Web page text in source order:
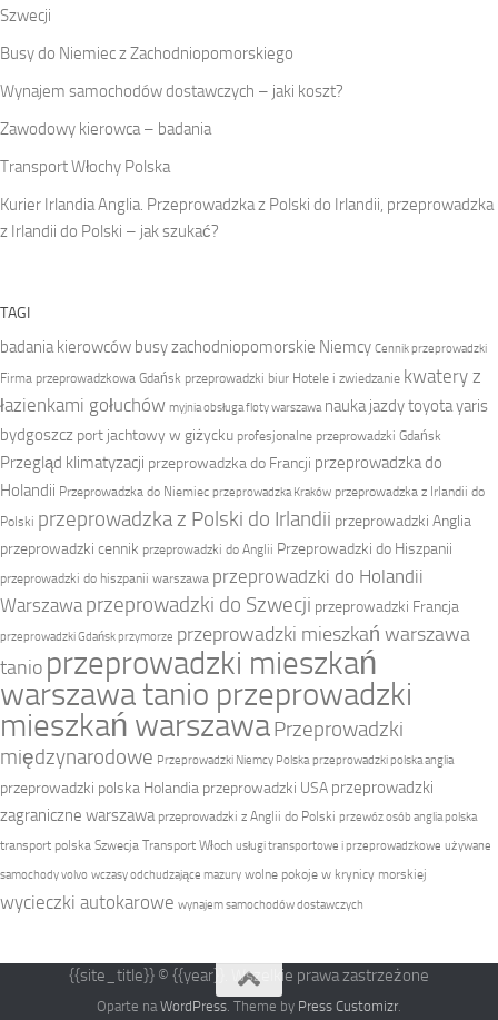
Szwecji
Busy do Niemiec z Zachodniopomorskiego
Wynajem samochodów dostawczych – jaki koszt?
Zawodowy kierowca – badania
Transport Włochy Polska
Kurier Irlandia Anglia. Przeprowadzka z Polski do Irlandii, przeprowadzka
z Irlandii do Polski – jak szukać?
TAGI
badania kierowców busy zachodniopomorskie Niemcy Cennik przeprowadzki
Firma przeprowadzkowa Gdańsk przeprowadzki biur Hotele i zwiedzanie kwatery z
łazienkami gołuchów myjnia obsługa floty warszawa nauka jazdy toyota yaris
bydgoszcz port jachtowy w giżycku profesjonalne przeprowadzki Gdańsk
Przegląd klimatyzacji przeprowadzka do Francji przeprowadzka do
Holandii Przeprowadzka do Niemiec przeprowadzka Kraków przeprowadzka z Irlandii do
Polski przeprowadzka z Polski do Irlandii przeprowadzki Anglia
przeprowadzki cennik przeprowadzki do Anglii Przeprowadzki do Hiszpanii
przeprowadzki do hiszpanii warszawa przeprowadzki do Holandii
Warszawa przeprowadzki do Szwecji przeprowadzki Francja
przeprowadzki Gdańsk przymorze przeprowadzki mieszkań warszawa
tanio przeprowadzki mieszkań
warszawa tanio przeprowadzki
mieszkań warszawaPrzeprowadzki
międzynarodowe Przeprowadzki Niemcy Polska przeprowadzki polska anglia
przeprowadzki polska Holandia przeprowadzki USA przeprowadzki
zagraniczne warszawa przeprowadzki z Anglii do Polski przewóz osób anglia polska
transport polska Szwecja Transport Włoch usługi transportowe i przeprowadzkowe używane
samochody volvo wczasy odchudzające mazury wolne pokoje w krynicy morskiej
wycieczki autokarowe wynajem samochodów dostawczych
{{site_title}} © {{year}}. Wszelkie prawa zastrzeżone
Oparte naWordPress. Theme by Press Customizr.